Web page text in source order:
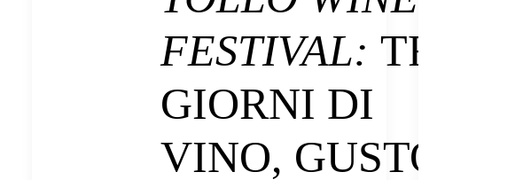
FESTIVAL: TRE
GIORNI DI
VINO, GUSTO E